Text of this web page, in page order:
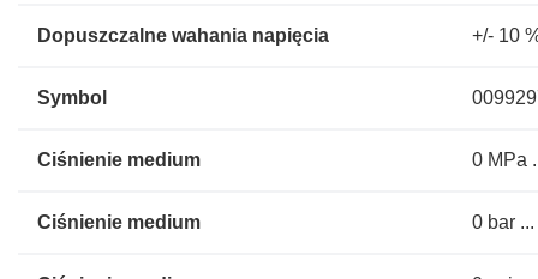
Dopuszczalne wahania napięcia +/- 10
Symbol
Ciśnienie medium 0 MPa
Ciśnienie medium 0 bar